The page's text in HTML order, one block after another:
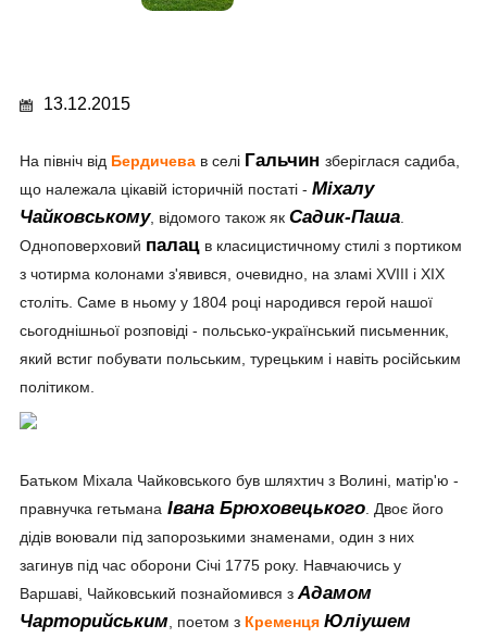
13.12.2015
На північ від Бердичева в селі Гальчин зберіглася садиба,
що належала цікавій історичній постаті - Міхалу
Чайковському, відомого також як Садик-Паша.
Одноповерховий палац в класицистичному стилі з портиком
з чотирма колонами з'явився, очевидно, на зламі XVIII і ХІХ
століть. Саме в ньому у 1804 році народився герой нашої
сьогоднішньої розповіді - польсько-український письменник,
який встиг побувати польським, турецьким і навіть російським
політиком.
Батьком Міхала Чайковського був шляхтич з Волині, матір'ю -
правнучка гетьмана Івана Брюховецького. Двоє його
дідів воювали під запорозькими знаменами, один з них
загинув під час оборони Січі 1775 року. Навчаючись у
Варшаві, Чайковський познайомився зАдамом
Чарторийським, поетом з Кременця Юліушем